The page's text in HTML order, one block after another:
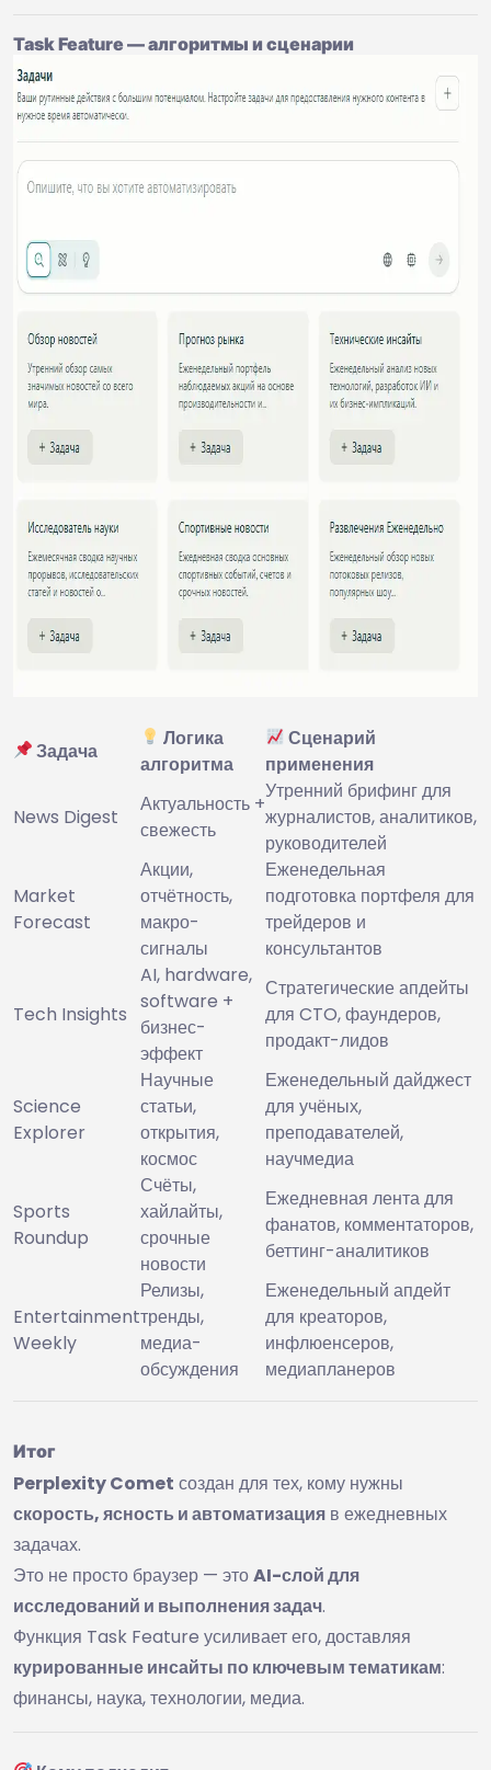
Task Feature — алгоритмы и сценарии
Задача
Логика
алгоритма
Сценарий
применения
News Digest
Актуальность +
свежесть
Утренний брифинг для
журналистов, аналитиков,
руководителей
Market
Forecast
Акции,
отчётность,
макро-
сигналы
Еженедельная
подготовка портфеля для
трейдеров и
консультантов
Tech Insights
AI, hardware,
software +
бизнес-
эффект
Стратегические апдейты
для CTO, фаундеров,
продакт-лидов
Science
Explorer
Научные
статьи,
открытия,
космос
Еженедельный дайджест
для учёных,
преподавателей,
научмедиа
Sports
Roundup
Счёты,
хайлайты,
срочные
новости
Ежедневная лента для
фанатов, комментаторов,
беттинг-аналитиков
Entertainment
Weekly
Релизы,
тренды,
медиа-
обсуждения
Еженедельный апдейт
для креаторов,
инфлюенсеров,
медиапланеров
Итог
Perplexity Comet создан для тех, кому нужны
скорость, ясность и автоматизация в ежедневных
задачах.
Это не просто браузер — этоAI-слой для
исследований и выполнения задач.
Функция Task Feature усиливает его, доставляя
курированные инсайты по ключевым тематикам:
финансы, наука, технологии, медиа.